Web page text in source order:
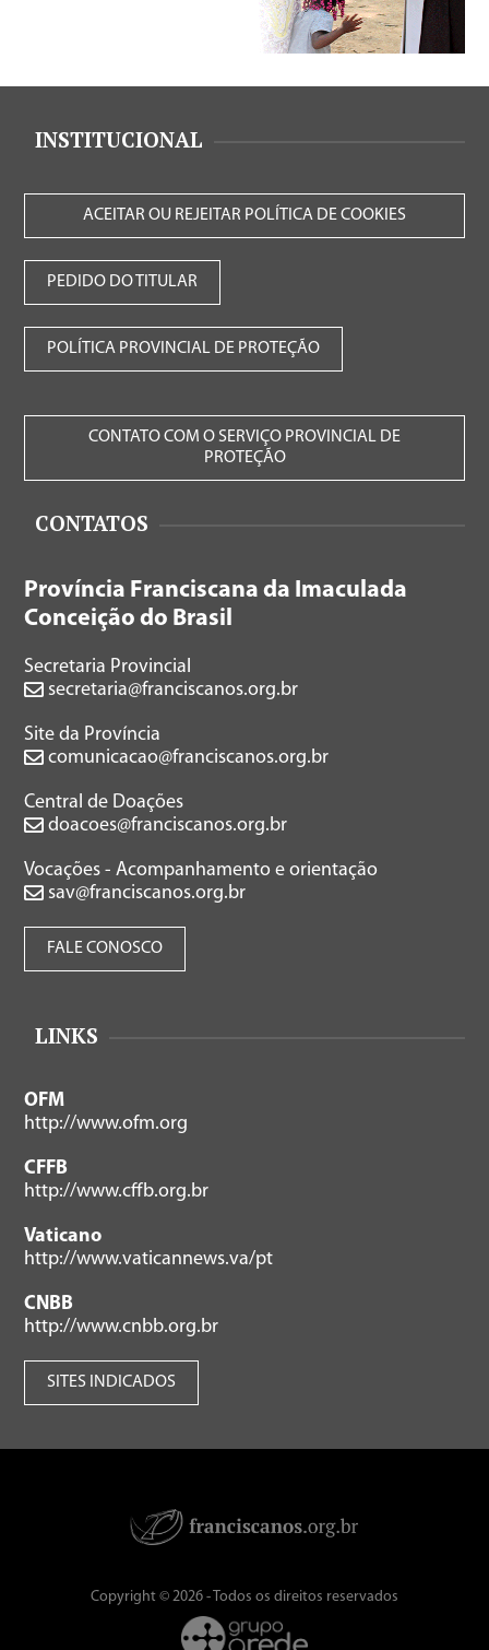
INSTITUCIONAL
ACEITAR OU REJEITAR POLÍTICA DE COOKIES
PEDIDO DO TITULAR
POLÍTICA PROVINCIAL DE PROTEÇÃO
CONTATO COM O SERVIÇO PROVINCIAL DE
PROTEÇÃO
CONTATOS
Província Franciscana da Imaculada
Conceição do Brasil
Secretaria Provincial
secretaria@franciscanos.org.br
Site da Província
comunicacao@franciscanos.org.br
Central de Doações
doacoes@franciscanos.org.br
Vocações - Acompanhamento e orientação
sav@franciscanos.org.br
FALE CONOSCO
LINKS
OFM
http://www.ofm.org
CFFB
http://www.cffb.org.br
Vaticano
http://www.vaticannews.va/pt
CNBB
http://www.cnbb.org.br
SITES INDICADOS
Copyright © 2026 - Todos os direitos reservados